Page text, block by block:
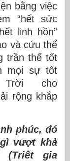
bằng việc
“hết sức
linh hồn”
và cứu thế
trần thế tốt
mọi sự tốt
Trời cho
rộng khắp
phúc, đó
vượt khả
(Triết gia